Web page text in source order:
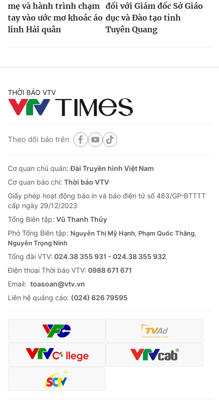
mẹ và hành trình chạm
tay vào ước mơ khoác áo
lính Hải quân
đối với Giám đốc Sở Giáo
dục và Đào tạo tỉnh
Tuyên Quang
THỜI BÁO VTV
Theo dõi báo trên
Cơ quan chủ quản:Đài Truyền hình Việt Nam
Cơ quan báo chí: Thời báo VTV
Giấy phép hoạt động báo in và báo điện tử số 483/GP-BTTTT
cấp ngày 29/12/2023
Tổng Biên tập: Vũ Thanh Thủy
Phó Tổng Biên tập: Nguyễn Thị Mỹ Hạnh, Phạm Quốc Thắng,
Nguyễn Trọng Ninh
Tổng đài VTV: 024.38 355 931 - 024.38 355 932
Ðiện thoại Thời báo VTV: 0988 671 671
Email: toasoan@vtv.vn
Liên hệ quảng cáo: (024) 626 79595